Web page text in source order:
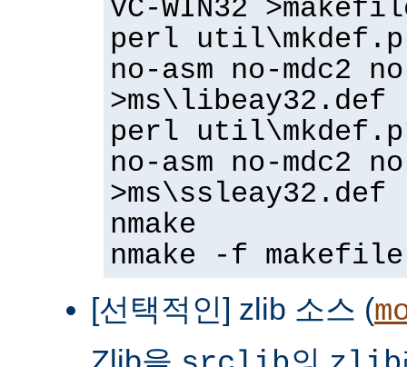
VC-WIN32
perl
no-asm no-mdc2
>ms\libeay32.def
perl
no-asm no-mdc2
>ms\ssleay32.def
nmake
nmake -f
[선택적인] zlib 소스 (